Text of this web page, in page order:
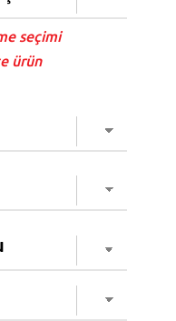
seçimi
ürün